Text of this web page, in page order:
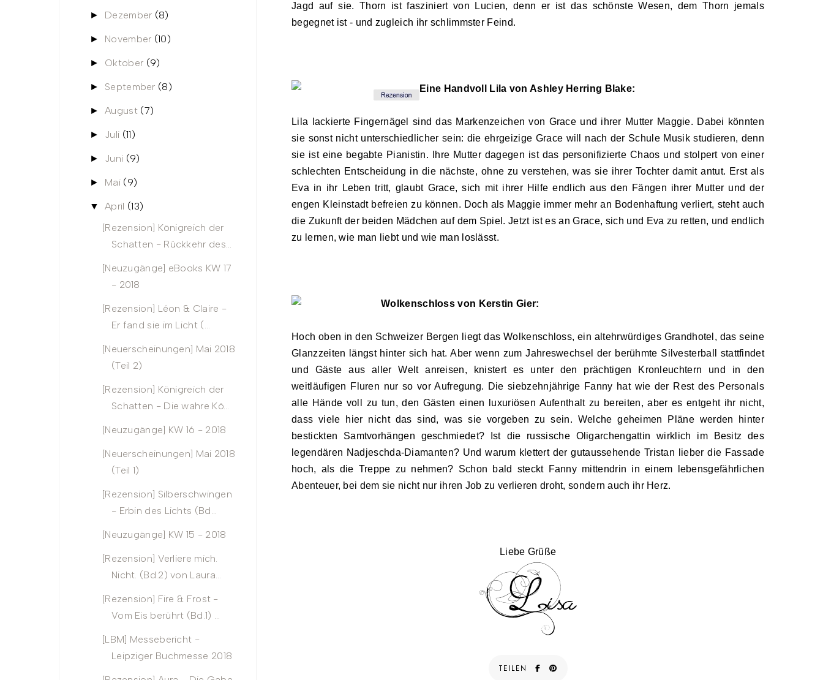
Jagd auf sie. Thorn ist fasziniert von Lucien, denn er ist das schönste Wesen, dem Thorn jemals
begegnet ist- und zugleich ihr schlimmster Feind.
Eine Handvoll Lila von Ashley Herring Blake:
Lila lackierte Fingernägel sind das Markenzeichen von Grace und ihrer Mutter Maggie. Dabei könnten
sie sonst nicht unterschiedlicher sein: die ehrgeizige Grace will nach der Schule Musik studieren, denn
sie ist eine begabte Pianistin. Ihre Mutter dagegen ist das personifizierte Chaos und stolpert von einer
schlechten Entscheidung in die nächste, ohne zu verstehen, was sie ihrer Tochter damit antut. Erst als
Eva in ihr Leben tritt, glaubt Grace, sich mit ihrer Hilfe endlich aus den Fängen ihrer Mutter und der
engen Kleinstadt befreien zu können. Doch als Maggie immer mehr an Bodenhaftung verliert, steht auch
die Zukunft der beiden Mädchen auf dem Spiel. Jetzt ist es an Grace, sich und Eva zu retten, und endlich
zu lernen, wie man liebt und wie man loslässt.
Wolkenschloss von Kerstin Gier:
Hoch oben in den Schweizer Bergen liegt das Wolkenschloss, ein altehrwürdiges Grandhotel, das seine
Glanzzeiten längst hinter sich hat. Aber wenn zum Jahreswechsel der berühmte Silvesterball stattfindet
und Gäste aus aller Welt anreisen, knistert es unter den prächtigen Kronleuchtern und in den
weitläufigen Fluren nur so vor Aufregung. Die siebzehnjährige Fanny hat wie der Rest des Personals
alle Hände voll zu tun, den Gästen einen luxuriösen Aufenthalt zu bereiten, aber es entgeht ihr nicht,
dass viele hier nicht das sind, was sie vorgeben zu sein. Welche geheimen Pläne werden hinter
bestickten Samtvorhängen geschmiedet? Ist die russische Oligarchengattin wirklich im Besitz des
legendären Nadjeschda-Diamanten? Und warum klettert der gutaussehende Tristan lieber die Fassade
hoch, als die Treppe zu nehmen? Schon bald steckt Fanny mittendrin in einem lebensgefährlichen
Abenteuer, bei dem sie nicht nur ihren Job zu verlieren droht, sondern auch ihr Herz.
Liebe Grüße
TEILEN
► Dezember (8)
► November (10)
► Oktober (9)
► September (8)
►August (7)
► Juli (11)
► Juni (9)
► Mai (9)
▼ April (13)
[Rezension] Königreich der
Schatten - Rückkehr des...
[Neuzugänge] eBooks KW 17
- 2018
[Rezension] Léon & Claire -
Er fand sie im Licht (...
[Neuerscheinungen] Mai 2018
(Teil 2)
[Rezension] Königreich der
Schatten - Die wahre Kö...
[Neuzugänge] KW 16 - 2018
[Neuerscheinungen] Mai 2018
(Teil 1)
[Rezension] Silberschwingen
- Erbin des Lichts (Bd...
[Neuzugänge] KW 15 - 2018
[Rezension] Verliere mich.
Nicht. (Bd.2) von Laura...
[Rezension] Fire & Frost -
Vom Eis berührt (Bd.1) ...
[LBM] Messebericht -
Leipziger Buchmesse 2018